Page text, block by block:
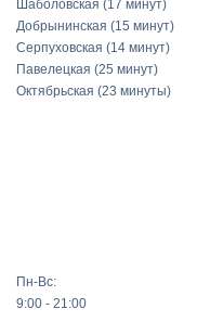
Шаболовская (17 минут)
Добрынинская (15 минут)
Серпуховская (14 минут)
Павелецкая (25 минут)
Октябрьская (23 минуты)
Пн-Вс:
9:00 - 21:00